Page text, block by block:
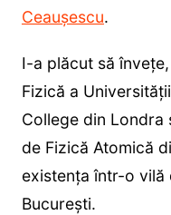
Ceaușescu.
I-a plăcut să
Fizică a
College din Londra
de Fizică Atomică
existența într-o
București.